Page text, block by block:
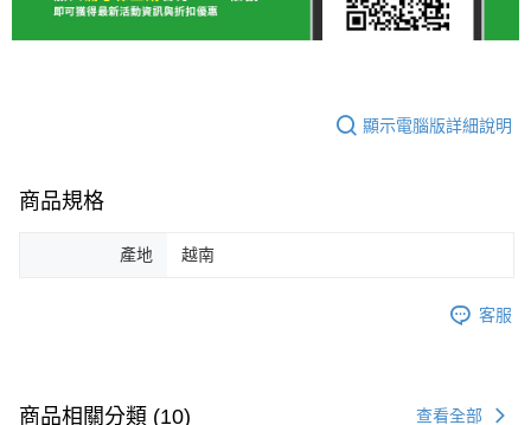
顯示電腦版詳細說明
商品規格
產地 越南
客服
商品相關分類 (10) 查看全部